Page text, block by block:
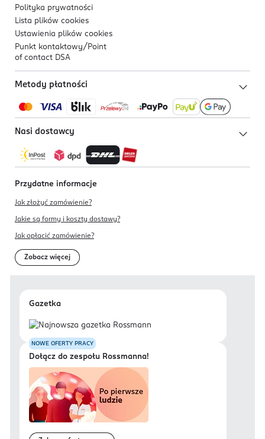
Polityka prywatności
Lista plików cookies
Ustawienia plików cookies
Punkt kontaktowy/ Point
of contact DSA
Metody płatności
Nasi dostawcy
Przydatne informacje
Jak złożyć zamówienie?
Jakie są formy i koszty dostawy?
Jak opłacić zamówienie?
Zobacz więcej
Gazetka
NOWE OFERTY PRACY
Dołącz do zespołu Rossmanna!